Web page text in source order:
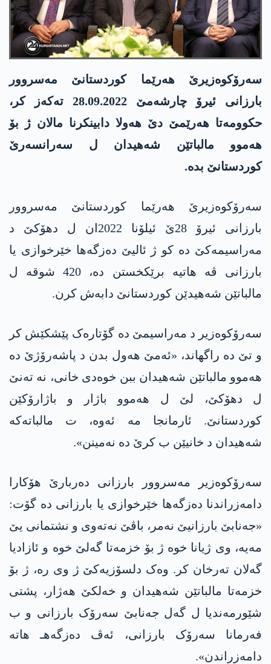
سەرۆکوەزیرێ هەرێما کوردستانێ مەسروور
بارزانی ئیرۆ چارشەمێ 28.09.2022 تەکەز کر،
حکوومەتا هەرێمێ دێ هەولا دابینکرنا مالان ژ بۆ
هەموو مالباتێن شەهیدان ل سەرانسەرێ
کوردستانێ بدە.
سەرۆکوەزیرێ هەرێما کوردستانێ مەسروور
بارزانی ئیرۆ 28ێ ئیلۆنا 2022ان ل دهۆکێ د
مەراسیمەکێ دە کو ژ ئالیێ دەزگەها خێرخوازی یا
بارزانی ڤە هاتیە برێکخستن دە، 420 شوقە ل
مالباتێن شەهیدێن کوردستانێ دابەش کرن.
سەرۆکوەزیر د مەراسیمێ دە گۆتارەک پێشکێش کر
و تێ دە راگهاند، «ئەمێ هەول بدن د پاشەرۆژێ دە
هەموو مالباتێن شەهیدان ببن خوەدی خانی، نە تەنێ
ل دهۆکێ، لێ ل هەموو باژار و باژارۆکێن
کوردستانێ. ئارمانجا مە ئەوە، ت مالباتەکە
شەهیدان د خانیێن ب کرێ دە نەمینن».
سەرۆکوەزیر مەسروور بارزانی دەربارێ هۆکارا
دامەزراندنا دەزگەها خێرخوازی یا بارزانی دە گۆت:
«جەنابێ بارزانیێ نەمر، باڤێ نەتەوی و نشتمانی یێ
مەیە، وی ژیانا خوە ژ بۆ خزمەتا گەلێ خوە و ئازادیا
گەلان تەرخان کر. وەک دلسۆزیەکێ ژ وی رە، ژ بۆ
خزمەتا مالباتێن شەهیدان و خەلکێ هەژار، پشتی
شێورمەندیا ل گەل جەنابێ سەرۆک بارزانی و ب
فەرمانا سەرۆک بارزانی، ئەڤ دەزگەهـ هاتە
دامەزراندن».